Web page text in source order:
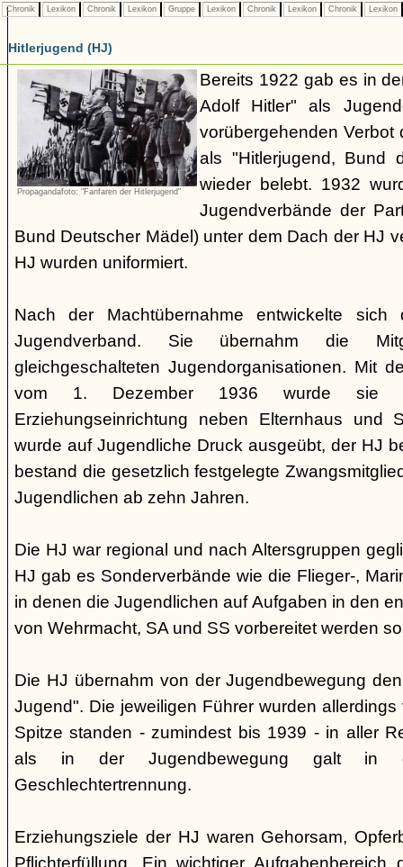
Chronik Lexikon Chronik Lexikon Gruppe Lexikon Chronik Lexikon Chronik Lexikon
Hitlerjugend (HJ)
Propagandafoto: "Fanfaren der Hitlerjugend"
Bereits 1922 gab es in
Adolf Hitler" als
vorübergehenden Verbot
als "Hitlerjugend, Bund
wieder belebt. 1932
Jugendverbände der
Bund Deutscher Mädel) unter dem Dach der HJ
HJ wurden uniformiert.
Nach der Machtübernahme entwickelte
Jugendverband. Sie übernahm die
gleichgeschalteten Jugendorganisationen. Mit
vom 1. Dezember 1936 wurde sie
Erziehungseinrichtung neben Elternhaus und
wurde auf Jugendliche Druck ausgeübt, der HJ
bestand die gesetzlich festgelegte
Jugendlichen ab zehn Jahren.
Die HJ war regional und nach Altersgruppen
HJ gab es Sonderverbände wie die Flieger-,
in denen die Jugendlichen auf Aufgaben in den
von Wehrmacht, SA und SS vorbereitet werden
Die HJ übernahm von der Jugendbewegung
Jugend". Die jeweiligen Führer wurden
Spitze standen - zumindest bis 1939 - in aller
als in der Jugendbewegung galt in
Geschlechtertrennung.
Erziehungsziele der HJ waren Gehorsam,
Pflichterfüllung. Ein wichtiger